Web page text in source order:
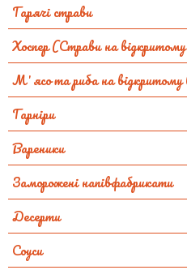
Гарячі страви
Хоспер (Страви на
Мʼясо та риба на відкритому
Гарніри
Вареники
Заморожені напівфабрикати
Десерти
Соуси